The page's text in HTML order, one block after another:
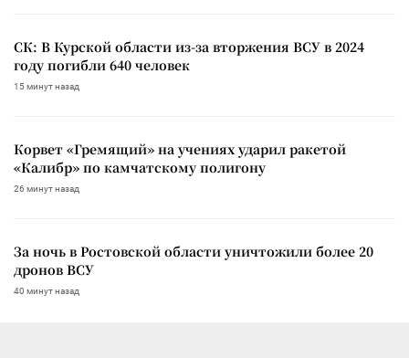
СК: В Курской области из-за вторжения ВСУ в 2024
году погибли 640 человек
15 минут назад
Корвет «Гремящий» на учениях ударил ракетой
«Калибр» по камчатскому полигону
26 минут назад
За ночь в Ростовской области уничтожили более 20
дронов ВСУ
40 минут назад